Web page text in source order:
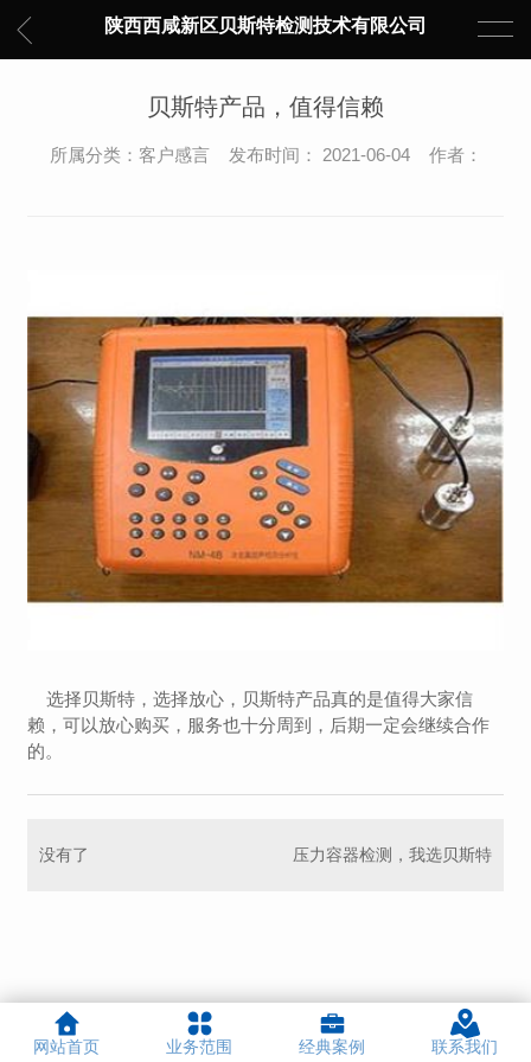
陕西西咸新区贝斯特检测技术有限公司
贝斯特产品，值得信赖
所属分类：客户感言 发布时间： 2021-06-04 作者：
选择贝斯特，选择放心，贝斯特产品真的是值得大家信
赖，可以放心购买，服务也十分周到，后期一定会继续合作
的。
没有了 压力容器检测，我选贝斯特
网站首页 业务范围 经典案例 联系我们